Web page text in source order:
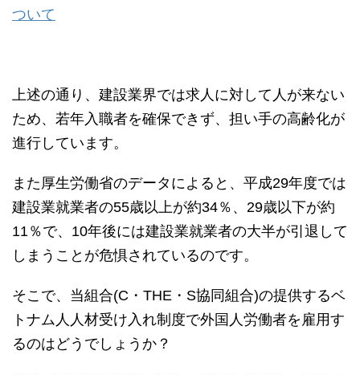
ついて
上述の通り、建設業界では求人に対して人が来ない
ため、若年入職者を確保できず、担い手の高齢化が
進行しています。
また厚生労働省のデータによると、平成29年度では
建設業就業者の55歳以上が約34％、29歳以下が約
11％で、10年後には建設業就業者の大半が引退して
しまうことが危惧されているのです。
そこで、当組合(C・THE・S協同組合)の提供するベ
トナム人人材受け入れ制度で外国人労働者を雇用す
るのはどうでしょうか？